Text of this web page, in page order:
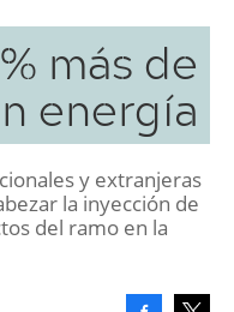
más de
energía
y extranjeras
la inyección de
del ramo en la